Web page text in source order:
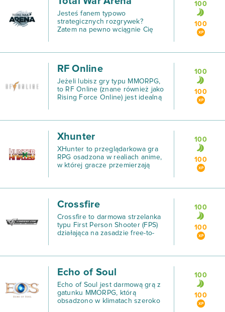
Jesteś fanem typowo
strategicznych rozgrywek?
Zatem na pewno wciągnie Cię
100
100
RF Online
Jeżeli lubisz gry typu MMORPG,
to RF Online (znane również jako
Rising Force Online) jest idealną
100
100
Xhunter
XHunter to przeglądarkowa gra
RPG osadzona w realiach anime,
w której gracze przemierzają
jednostki do swojej drużyny i
100
100
Crossfire
Crossfire to darmowa strzelanka
typu First Person Shooter (FPS)
działająca na zasadzie free-to-
100
100
Echo of Soul
Echo of Soul jest darmową grą z
gatunku MMORPG, którą
obsadzono w klimatach szeroko
100
100